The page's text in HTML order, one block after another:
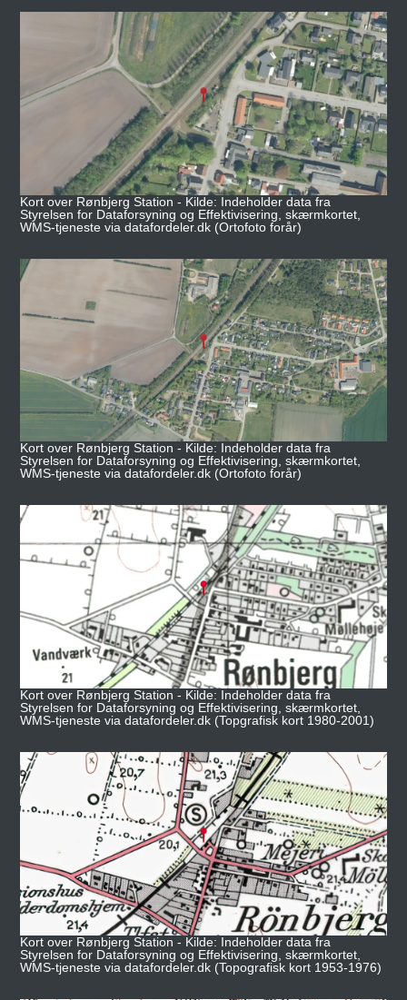
Kort over Rønbjerg Station - Kilde: Indeholder data fra
Styrelsen for Dataforsyning og Effektivisering, skærmkortet,
WMS-tjeneste via datafordeler.dk (Ortofoto forår)
Kort over Rønbjerg Station - Kilde: Indeholder data fra
Styrelsen for Dataforsyning og Effektivisering, skærmkortet,
WMS-tjeneste via datafordeler.dk (Ortofoto forår)
Kort over Rønbjerg Station - Kilde: Indeholder data fra
Styrelsen for Dataforsyning og Effektivisering, skærmkortet,
WMS-tjeneste via datafordeler.dk (Topgrafisk kort 1980-2001)
Kort over Rønbjerg Station - Kilde: Indeholder data fra
Styrelsen for Dataforsyning og Effektivisering, skærmkortet,
WMS-tjeneste via datafordeler.dk (Topografisk kort 1953-1976)